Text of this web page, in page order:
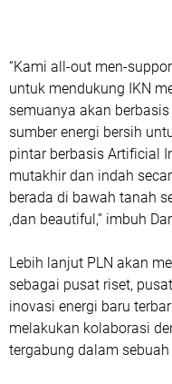
“Kami all-out men-
untuk mendukung IKN
semuanya akan
sumber energi bersih
pintar berbasis Artificial
mutakhir dan indah
berada di bawah tanah
,dan beautiful,” imbuh
Lebih lanjut PLN akan
sebagai pusat riset,
inovasi energi baru
melakukan kolaborasi
tergabung dalam